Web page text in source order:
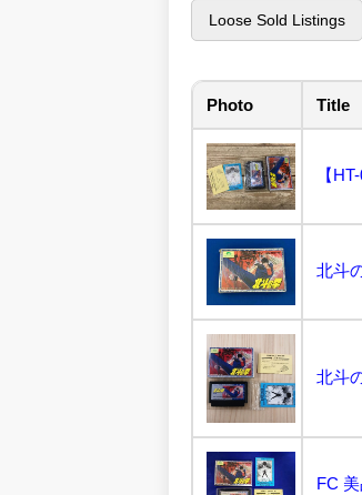
Loose Sold Listings
Photo Title
北斗
北斗
FC